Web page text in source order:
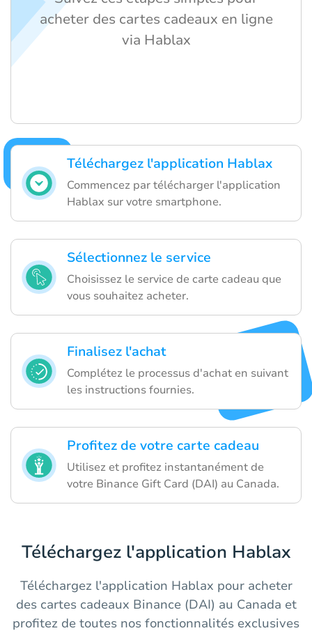
Téléchargez l'application Hablax
Commencez par télécharger l'application
Hablax sur votre smartphone.
Sélectionnez le service
Choisissez le service de carte cadeau que
vous souhaitez acheter.
Finalisez l'achat
Complétez le processus d'achat en suivant
les instructions fournies.
Profitez de votre carte cadeau
Utilisez et profitez instantanément de
votre Binance Gift Card (DAI) au Canada.
acheter des cartes cadeaux en ligne
via Hablax
Téléchargez l'application Hablax
Téléchargez l'application Hablax pour acheter
des cartes cadeaux Binance (DAI) au Canada et
profitez de toutes nos fonctionnalités exclusives